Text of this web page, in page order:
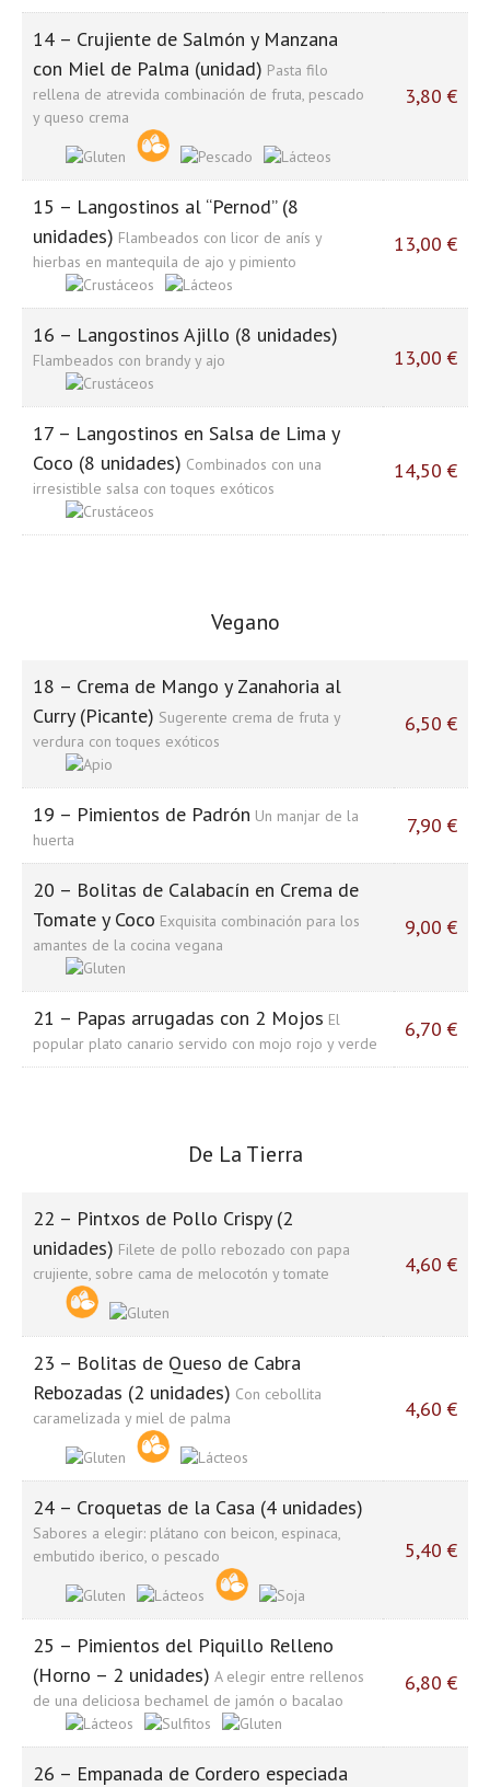
14 – Crujiente de Salmón y Manzana
con Miel de Palma (unidad) Pasta filo
rellena de atrevida combinación de fruta, pescado
y queso crema
3,80 €
15 – Langostinos al “Pernod” (8
unidades) Flambeados con licor de anís y
hierbas en mantequila de ajo y pimiento
13,00 €
16 – Langostinos Ajillo (8 unidades)
Flambeados con brandy y ajo 13,00 €
17 – Langostinos en Salsa de Lima y
Coco (8 unidades) Combinados con una
irresistible salsa con toques exóticos
14,50 €
Vegano
18 – Crema de Mango y Zanahoria al
Curry (Picante) Sugerente crema de fruta y
verdura con toques exóticos
6,50 €
19 – Pimientos de Padrón Un manjar de la
huerta
7,90 €
20 – Bolitas de Calabacín en Crema de
Tomate y Coco Exquisita combinación para los
amantes de la cocina vegana
9,00 €
21 – Papas arrugadas con 2 Mojos El
popular plato canario servido con mojo rojo y verde
6,70 €
De La Tierra
22 – Pintxos de Pollo Crispy (2
unidades) Filete de pollo rebozado con papa
crujiente, sobre cama de melocotón y tomate
4,60 €
23 – Bolitas de Queso de Cabra
Rebozadas (2 unidades) Con cebollita
caramelizada y miel de palma
4,60 €
24 – Croquetas de la Casa (4 unidades)
Sabores a elegir: plátano con beicon, espinaca,
embutido iberico, o pescado
5,40 €
25 – Pimientos del Piquillo Relleno
(Horno – 2 unidades) A elegir entre rellenos
de una deliciosa bechamel de jamón o bacalao
6,80 €
26 – Empanada de Cordero especiada